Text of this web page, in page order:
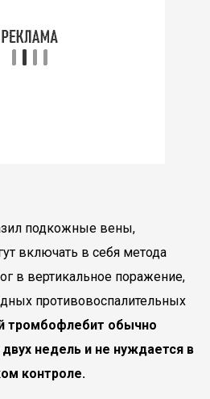
подкожные вены,
включать в себя метода
в вертикальное поражение,
противовоспалительных
тромбофлебит обычно
недель и не нуждается в
контроле.